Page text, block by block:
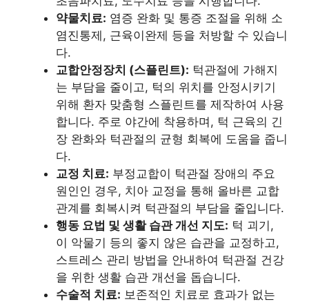
약물치료: 염증 완화 및 통증 조절을 위해 소
염진통제, 근육이완제 등을 처방할 수 있습니
다.
교합안정장치 (스플린트): 턱관절에 가해지
는 부담을 줄이고, 턱의 위치를 안정시키기
위해 환자 맞춤형 스플린트를 제작하여 사용
합니다. 주로 야간에 착용하며, 턱 근육의 긴
장 완화와 턱관절의 균형 회복에 도움을 줍니
다.
교정 치료: 부정교합이 턱관절 장애의 주요
원인인 경우, 치아 교정을 통해 올바른 교합
관계를 회복시켜 턱관절의 부담을 줄입니다.
행동 요법 및 생활 습관 개선 지도: 턱 괴기,
이 악물기 등의 좋지 않은 습관을 교정하고,
스트레스 관리 방법을 안내하여 턱관절 건강
을 위한 생활 습관 개선을 돕습니다.
수술적 치료: 보존적인 치료로 효과가 없는